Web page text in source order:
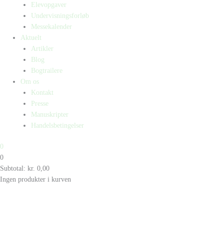
Elevopgaver
Undervisningsforløb
Messekalender
Aktuelt
Artikler
Blog
Bogtrailere
Om os
Kontakt
Presse
Manuskripter
Handelsbetingelser
0
0
Subtotal: kr. 0,00
Ingen produkter i kurven